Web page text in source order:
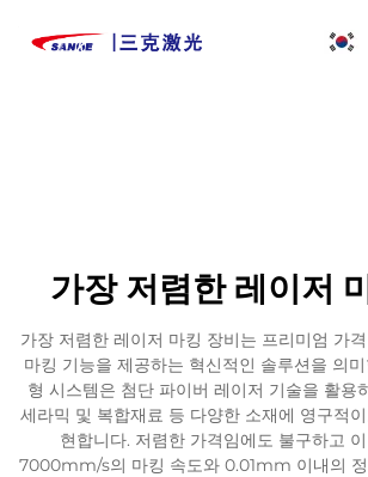
가장 저렴한 레이저
가장 저렴한 레이저 마킹 장비는 프리미엄 가
마킹 기능을 제공하는 혁신적인 솔루션을 의
형 시스템은 첨단 파이버 레이저 기술을 활용
세라믹 및 복합재료 등 다양한 소재에 영구적
현합니다. 저렴한 가격임에도 불구하고
7000mm/s의 마킹 속도와 0.01mm 이내의